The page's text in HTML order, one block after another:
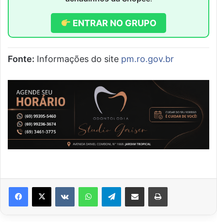
ENTRAR NO GRUPO
Fonte: Informações do site pm.ro.gov.br
VK WhatsAppTelegramCompartilhar via e-mail Imprimir